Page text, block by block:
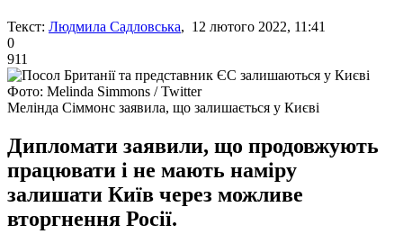
Текст: Людмила Садловська, 12 лютого 2022, 11:41
0
911
Фото: Melinda Simmons / Twitter
Мелінда Сіммонс заявила, що залишається у Києві
Дипломати заявили, що продовжують
працювати і не мають наміру
залишати Київ через можливе
вторгнення Росії.